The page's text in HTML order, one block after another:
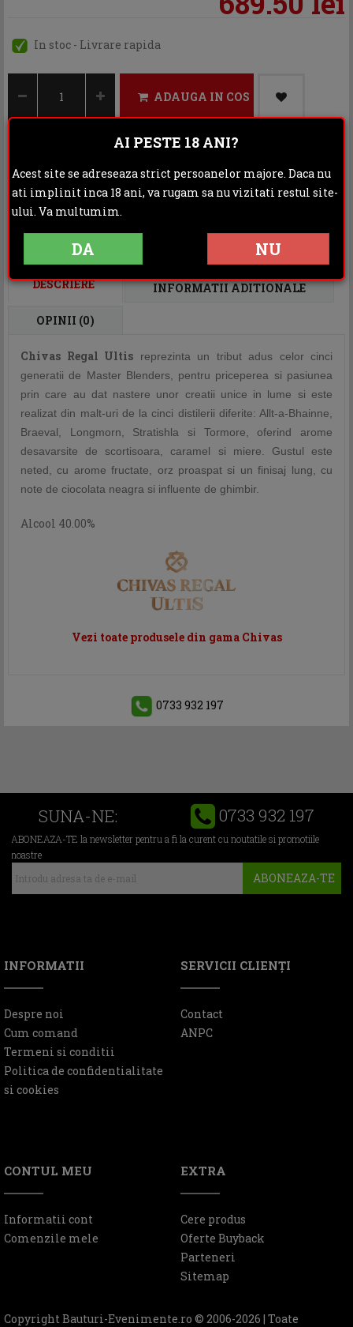
In stoc - Livrare rapida
ADAUGA IN COS
Categoria: Whisky
Distribuie:
DESCRIERE INFORMATII ADITIONALE
OPINII (0)
Chivas Regal Ultis reprezinta un tribut adus celor cinci
generatii de Master Blenders, pentru priceperea si pasiunea
prin care au dat nastere unor creatii unice in lume si este
realizat din malt-uri de la cinci distilerii diferite: Allt-a-Bhainne,
Braeval, Longmorn, Stratishla si Tormore, oferind arome
desavarsite de scortisoara, caramel si miere. Gustul este
neted, cu arome fructate, orz proaspat si un finisaj lung, cu
note de ciocolata neagra si influente de ghimbir.
Alcool 40.00%
Vezi toate produsele din gama Chivas
0733 932 197
SUNA-NE: 0733 932 197
ABONEAZA-TE la newsletter pentru a fi la curent cu noutatile si promotiile
noastre
ABONEAZA-TE
INFORMATII
Despre noi
Cum comand
Termeni si conditii
Politica de confidentialitate
si cookies
SERVICII CLIENŢI
Contact
ANPC
CONTUL MEU
Informatii cont
Comenzile mele
EXTRA
Cere produs
Oferte Buyback
Parteneri
Sitemap
Copyright Bauturi-Evenimente.ro © 2006-2026 | Toate
AI PESTE 18 ANI?
Acest site se adreseaza strict persoanelor majore. Daca nu
ati implinit inca 18 ani, va rugam sa nu vizitati restul site-
ului. Va multumim.
DA NU